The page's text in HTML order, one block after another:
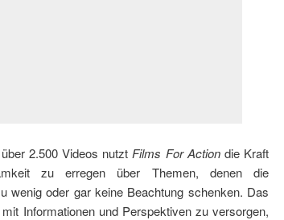
2.500 Videos nutzt Films For Actiondie Kraft
zu erregen über Themen, denen die
wenig oder gar keine Beachtung schenken. Das
Informationen und Perspektiven zu versorgen,